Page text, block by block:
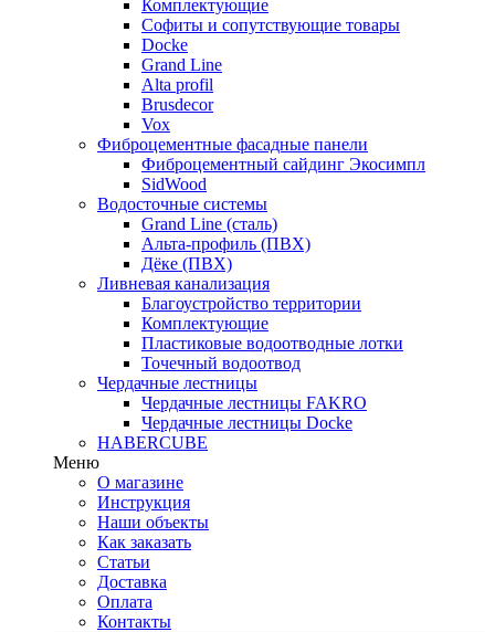
Комплектующие
Софиты и сопутствующие товары
Docke
Grand Line
Alta profil
Brusdecor
Vox
Фиброцементные фасадные панели
Фиброцементный сайдинг Экосимпл
SidWood
Водосточные системы
Grand Line (сталь)
Альта-профиль (ПВХ)
Дёке (ПВХ)
Ливневая канализация
Благоустройство территории
Комплектующие
Пластиковые водоотводные лотки
Точечный водоотвод
Чердачные лестницы
Чердачные лестницы FAKRO
Чердачные лестницы Docke
HABERCUBE
Меню
О магазине
Инструкция
Наши объекты
Как заказать
Статьи
Доставка
Оплата
Контакты